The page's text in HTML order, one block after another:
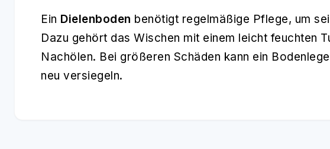
Ein Dielenboden benötigt regelmäßige Pflege, um
Dazu gehört das Wischen mit einem leicht feuchten
Nachölen. Bei größeren Schäden kann ein
neu versiegeln.